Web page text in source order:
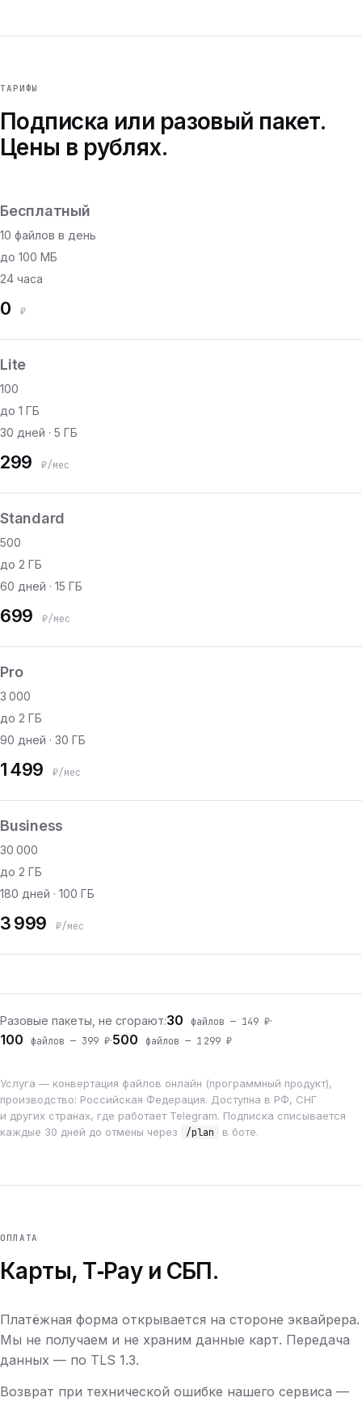
ТАРИФЫ
Подписка или разовый пакет.
Цены в рублях.
Бесплатный
10 файлов в день
до 100 МБ
24 часа
0 ₽
Lite
100
до 1 ГБ
30 дней · 5 ГБ
299 ₽/мес
Standard
500
до 2 ГБ
60 дней · 15 ГБ
699 ₽/мес
Pro
3 000
до 2 ГБ
90 дней · 30 ГБ
1 499 ₽/мес
Business
30 000
до 2 ГБ
180 дней · 100 ГБ
3 999 ₽/мес
Разовые пакеты, не сгорают:30 файлов — 149 ₽·
100 файлов — 399 ₽·500 файлов — 1 299 ₽
Услуга — конвертация файлов онлайн (программный продукт),
производство: Российская Федерация. Доступна в РФ, СНГ
и других странах, где работает Telegram. Подписка списывается
каждые 30 дней до отмены через
/plan в боте.
ОПЛАТА
Карты, T‑Pay и СБП.
Платёжная форма открывается на стороне эквайрера.
Мы не получаем и не храним данные карт. Передача
данных — по TLS 1.3.
Возврат при технической ошибке нашего сервиса —